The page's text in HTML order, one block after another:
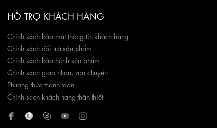
HỖ TRỢ KHÁCH HÀNG
Chính sách bảo mật thông tin khách hàng
Chính sách đổi trả sản phẩm
Chính sách bảo hành sản phẩm
Chính sách giao nhận, vận chuyển
Phương thức thanh toán
Chính sách khách hàng thân thiết